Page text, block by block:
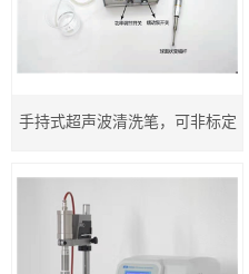
非接触式超声波处理器
超声波金属铝熔体处理设备
地区
超声波细胞破碎仪
实验室超声波清洗器
手持式超声波清洗笔，可非标定
制，15KHZ-20KHZ-25-30-35